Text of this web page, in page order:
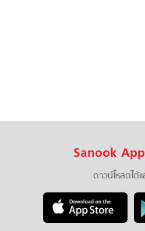
Sanook
ดาวน์โหลดได้